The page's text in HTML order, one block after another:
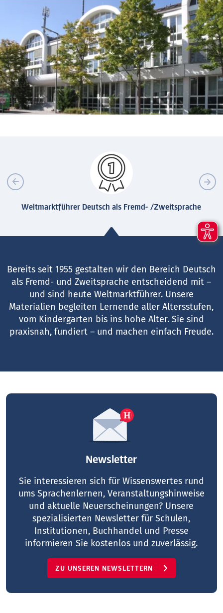
Weltmarktführer Deutsch als Fremd- /Zweitsprache
Bereits seit 1955 gestalten wir den Bereich Deutsch
als Fremd- und Zweitsprache entscheidend mit –
und sind heute Weltmarktführer. Unsere
Materialien begleiten Lernende aller Altersstufen,
vom Kindergarten bis ins hohe Alter. Sie sind
praxisnah, fundiert – und machen einfach Freude.
Newsletter
Sie interessieren sich für Wissenswertes rund
ums Sprachenlernen, Veranstaltungshinweise
und aktuelle Neuerscheinungen? Unsere
spezialisierten Newsletter für Schulen,
Institutionen, Buchhandel und Presse
informieren Sie kostenlos und zuverlässig.
ZU UNSEREN NEWSLETTERN